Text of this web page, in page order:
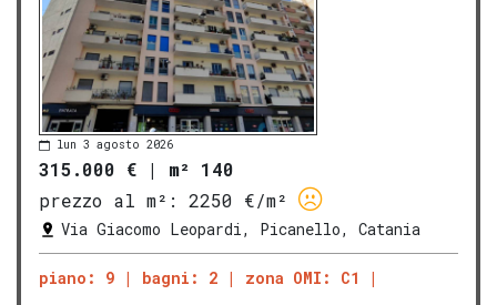
lun 3 agosto 2026
315.000 € | m² 140
prezzo al m²:
2250 €/m²
Via Giacomo Leopardi, Picanello, Catania
piano: 9 bagni: 2 zona OMI: C1